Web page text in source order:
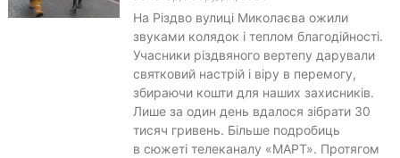
На Різдво вулиці Миколаєва ожили
звуками колядок і теплом благодійності.
Учасники різдвяного вертепу дарували
святковий настрій і віру в перемогу,
збираючи кошти для наших захисників.
Лише за один день вдалося зібрати 30
тисяч гривень. Більше подробиць
в сюжеті телеканалу «МАРТ». Протягом